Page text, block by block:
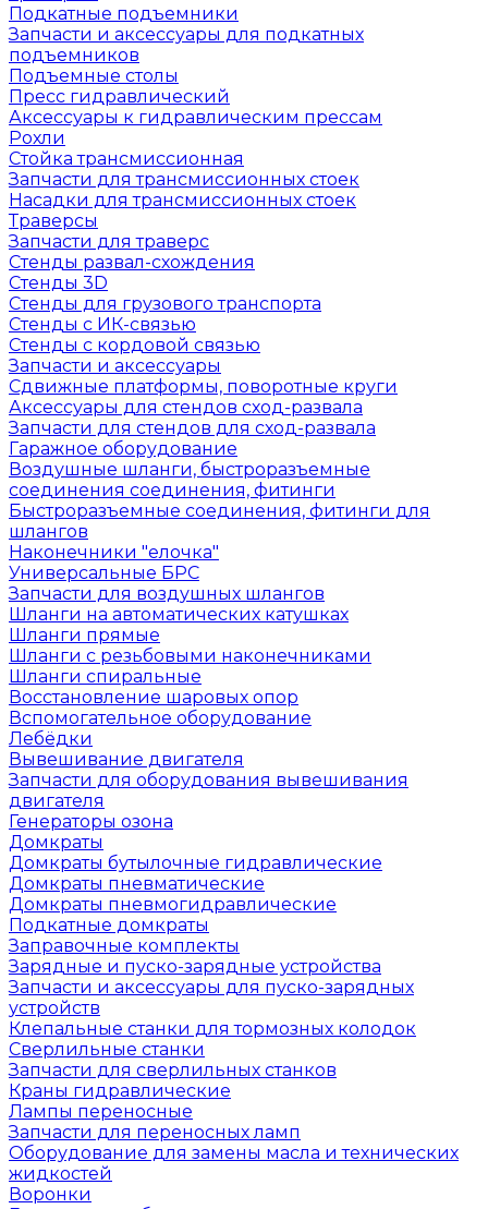
Подкатные подъемники
Запчасти и аксессуары для подкатных
подъемников
Подъемные столы
Пресс гидравлический
Аксессуары к гидравлическим прессам
Рохли
Стойка трансмиссионная
Запчасти для трансмиссионных стоек
Насадки для трансмиссионных стоек
Траверсы
Запчасти для траверс
Стенды развал-схождения
Стенды 3D
Стенды для грузового транспорта
Стенды с ИК-связью
Стенды с кордовой связью
Запчасти и аксессуары
Сдвижные платформы, поворотные круги
Аксессуары для стендов сход-развала
Запчасти для стендов для сход-развала
Гаражное оборудование
Воздушные шланги, быстроразъемные
соединения соединения, фитинги
Быстроразъемные соединения, фитинги для
шлангов
Наконечники "елочка"
Универсальные БРС
Запчасти для воздушных шлангов
Шланги на автоматических катушках
Шланги прямые
Шланги с резьбовыми наконечниками
Шланги спиральные
Восстановление шаровых опор
Вспомогательное оборудование
Лебёдки
Вывешивание двигателя
Запчасти для оборудования вывешивания
двигателя
Генераторы озона
Домкраты
Домкраты бутылочные гидравлические
Домкраты пневматические
Домкраты пневмогидравлические
Подкатные домкраты
Заправочные комплекты
Зарядные и пуско-зарядные устройства
Запчасти и аксессуары для пуско-зарядных
устройств
Клепальные станки для тормозных колодок
Сверлильные станки
Запчасти для сверлильных станков
Краны гидравлические
Лампы переносные
Запчасти для переносных ламп
Оборудование для замены масла и технических
жидкостей
Воронки